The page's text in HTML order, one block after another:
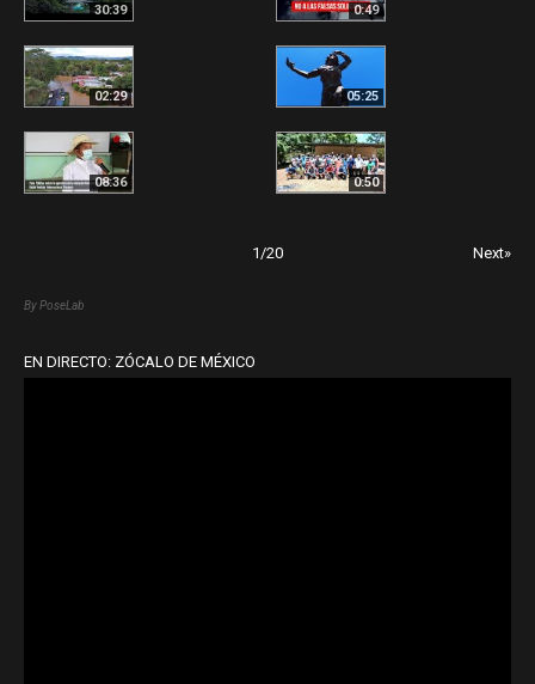
30:39 0:49
02:29 05:25
08:36 0:50
1/20 Next»
By PoseLab
EN DIRECTO: ZÓCALO DE MÉXICO